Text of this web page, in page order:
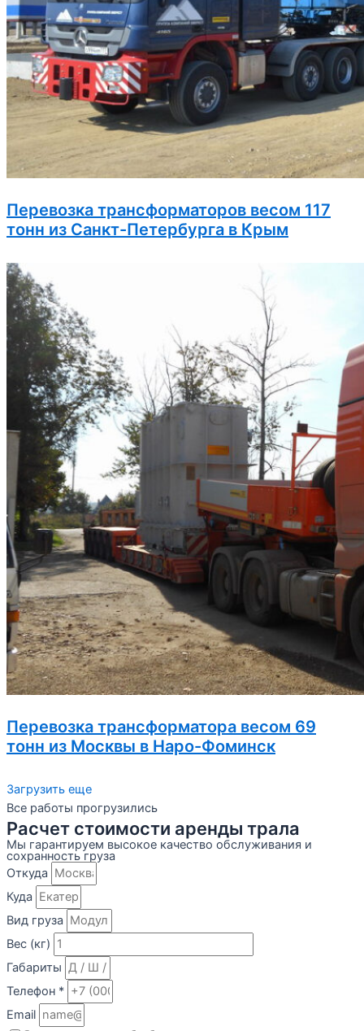
Перевозка трансформаторов весом 117
тонн из Санкт-Петербурга в Крым
Перевозка трансформатора весом 69
тонн из Москвы в Наро-Фоминск
Загрузить еще
Все работы прогрузились
Расчет стоимости аренды трала
Мы гарантируем высокое качество обслуживания и
сохранность груза
Откуда
Куда
Вид груза
Вес (кг)
Габариты
Телефон *
Email